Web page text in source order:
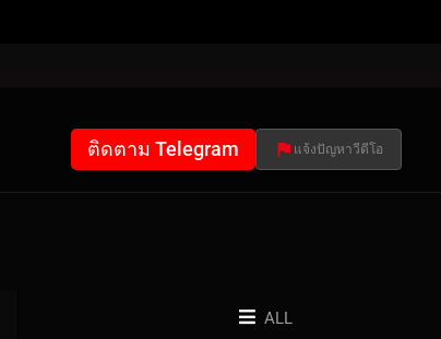
ติดตาม Telegram แจ้งปัญหาวีดีโอ
ALL